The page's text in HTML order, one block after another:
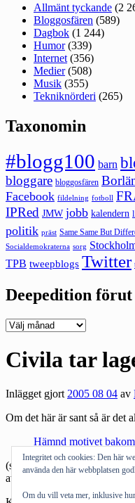
Allmänt tyckande (2
Bloggosfären (589)
Dagbok (1 244)
Humor(339)
Internet (356)
Medier(508)
Musik (355)
Tekniknörderi (265)
Taxonomin
#blogg100 barn
bloggare bloggosfären
Facebook fildelning fotboll
IPRed JMW jobb kalendern
politik präst Same Same But
Socialdemokraterna sorg
TPB tweepblogs Twitter
Deepedition förut
Deepedition
Civila tar
Inlägget gjort2005 08 04 av
Om det här är sant så är det
Hämnd motivet
(sen känns det lite udda att
avsågade hagelpangare)
Integritet och cookies: Den här
använda den här webbplatsen
Om du vill veta mer, inklusive